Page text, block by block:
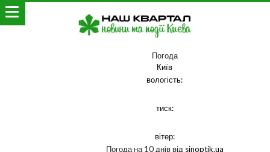
Погода
Київ
вологість:
тиск:
вітер:
Погода на 10 днів від sinoptik.ua